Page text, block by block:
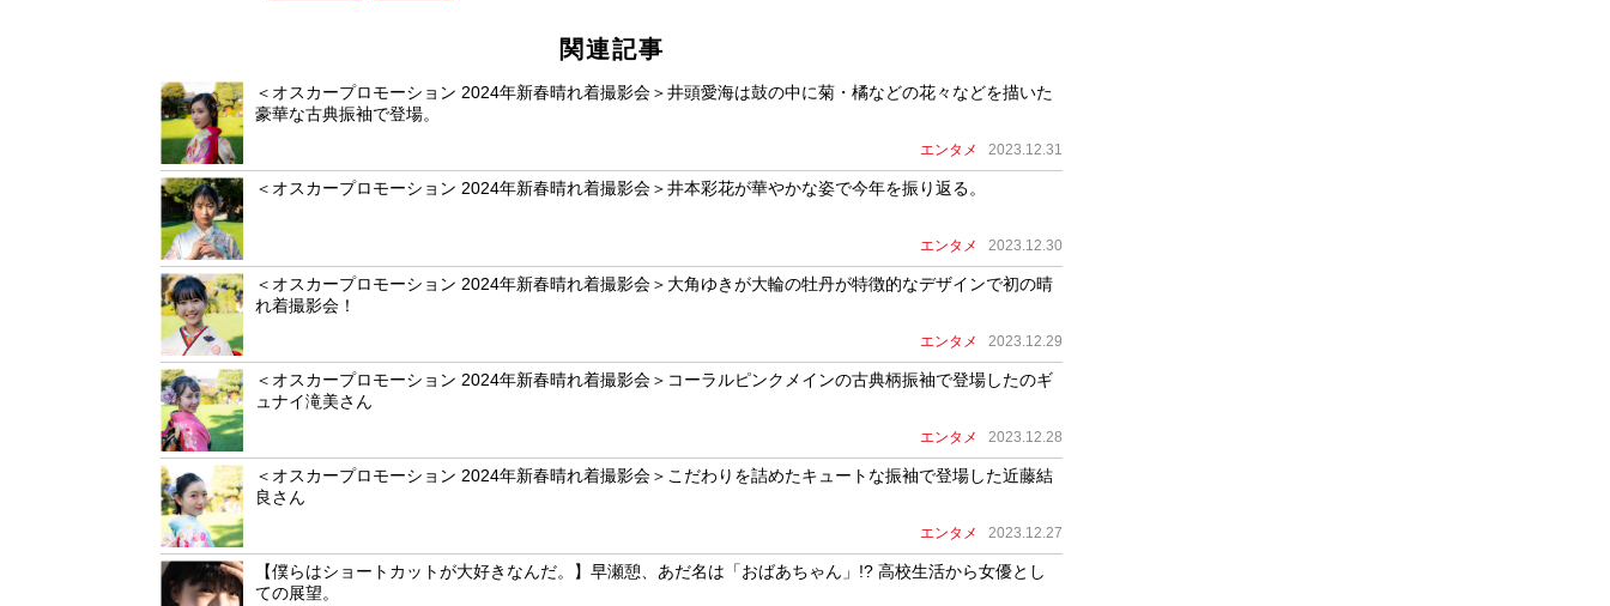
関連記事
＜オスカープロモーション 2024年新春晴れ着撮影会＞井頭愛海は鼓の中に菊・橘などの花々などを描いた
豪華な古典振袖で登場。
エンタメ 2023.12.31
＜オスカープロモーション 2024年新春晴れ着撮影会＞井本彩花が華やかな姿で今年を振り返る。
エンタメ 2023.12.30
＜オスカープロモーション 2024年新春晴れ着撮影会＞大角ゆきが大輪の牡丹が特徴的なデザインで初の晴
れ着撮影会！
エンタメ 2023.12.29
＜オスカープロモーション 2024年新春晴れ着撮影会＞コーラルピンクメインの古典柄振袖で登場したのギ
ュナイ滝美さん
エンタメ 2023.12.28
＜オスカープロモーション 2024年新春晴れ着撮影会＞こだわりを詰めたキュートな振袖で登場した近藤結
良さん
エンタメ 2023.12.27
【僕らはショートカットが大好きなんだ。】早瀬憩、あだ名は「おばあちゃん」!? 高校生活から女優とし
ての展望。